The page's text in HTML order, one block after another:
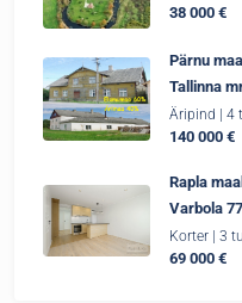
38 000 €
Pärnu
Tallinna
Äripind | 4
140 000 €
Rapla
Varbola 77
Korter | 3
69 000 €